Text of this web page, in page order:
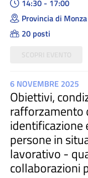
14:30 - 17:00
Provincia di
20 posti
6 NOVEMBRE 2025
Obiettivi,
rafforzamento
identificazione
persone in
lavorativo -
collaborazioni